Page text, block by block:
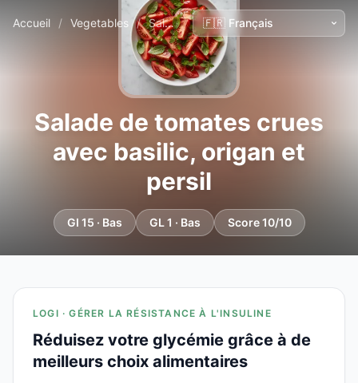
Accueil / Vegetables / Salade de tomates crues avec basilic, origan et persil
Salade de tomates crues
avec basilic, origan et
persil
GI 15 · Bas GL 1 · Bas Score 10/10
LOGI · GÉRER LA RÉSISTANCE À L'INSULINE
Réduisez votre glycémie grâce à de
meilleurs choix alimentaires